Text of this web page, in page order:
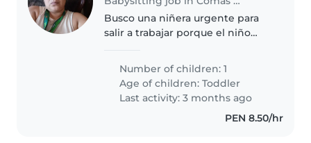
Busco una niñera urgente para
salir a trabajar porque el niño
espero conocerla pronto
Number of children: 1
Age of children:Toddler
Last activity: 3 months ago
PEN 8.50/hr